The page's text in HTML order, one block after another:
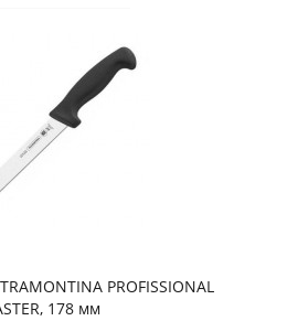
PROFISSIONAL
178 мм